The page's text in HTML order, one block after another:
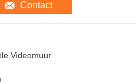
Contact
Videomuur